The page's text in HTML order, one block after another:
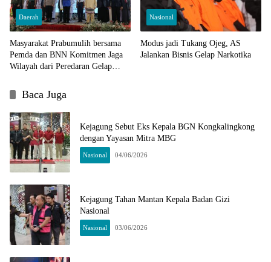
Daerah
Masyarakat Prabumulih bersama
Pemda dan BNN Komitmen Jaga
Wilayah dari Peredaran Gelap
Nasional
Modus jadi Tukang Ojeg, AS
Jalankan Bisnis Gelap Narkotika
Baca Juga
Kejagung Sebut Eks Kepala BGN Kongkalingkong
dengan Yayasan Mitra MBG
Nasional 04/06/2026
Kejagung Tahan Mantan Kepala Badan Gizi
Nasional
Nasional 03/06/2026